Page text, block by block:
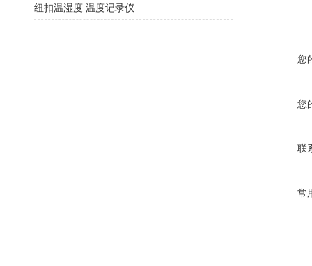
您
您
联
常
纽扣温湿度 温度记录仪